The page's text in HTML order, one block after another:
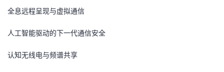
全息远程呈现与虚拟通信
人工智能驱动的下一代通信安全
认知无线电与频谱共享